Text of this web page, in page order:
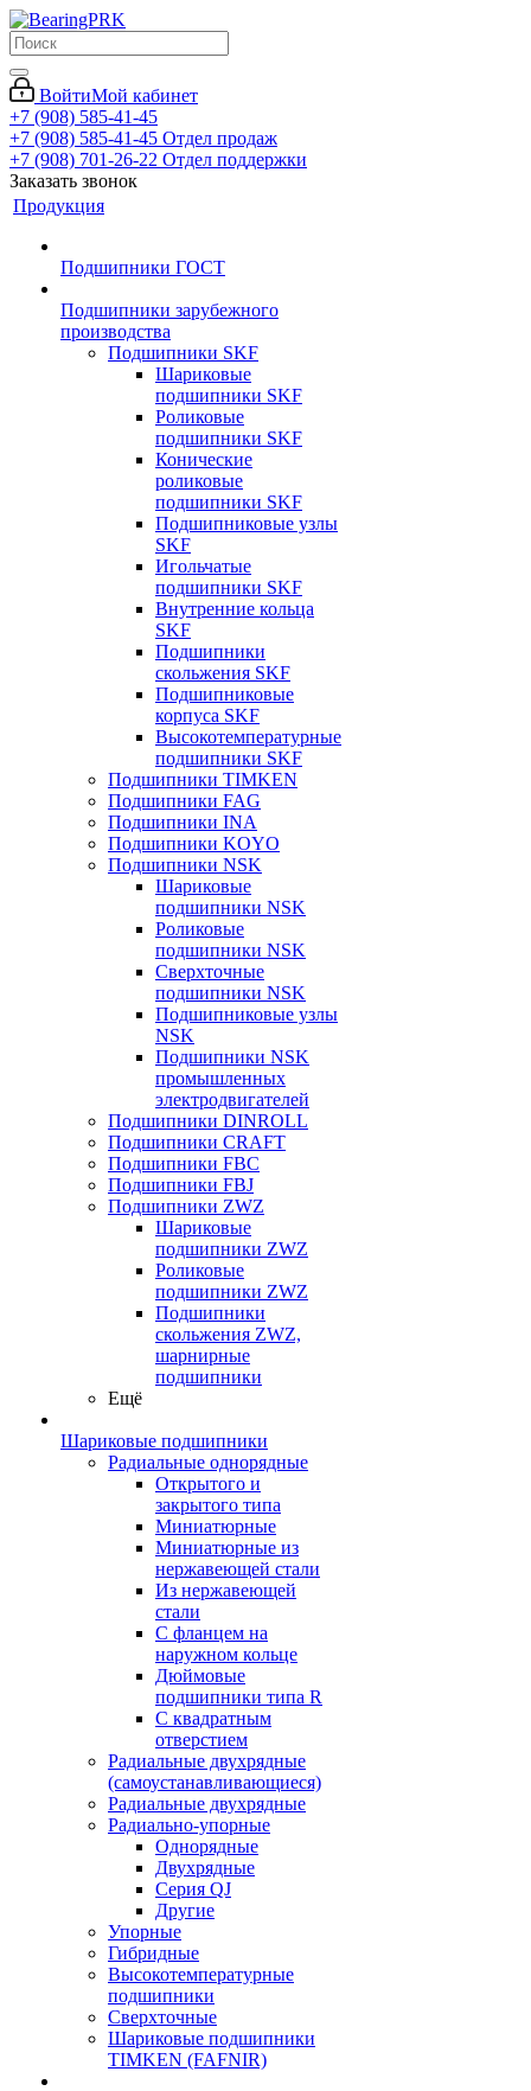
ВойтиМой кабинет
+7 (908) 585-41-45
+7 (908) 585-41-45 Отдел продаж
+7 (908) 701-26-22 Отдел поддержки
Заказать звонок
Продукция
Подшипники ГОСТ
Подшипники зарубежного
производства
Подшипники SKF
Шариковые
подшипники SKF
Роликовые
подшипники SKF
Конические
роликовые
подшипники SKF
Подшипниковые узлы
SKF
Игольчатые
подшипники SKF
Внутренние кольца
SKF
Подшипники
скольжения SKF
Подшипниковые
корпуса SKF
Высокотемпературные
подшипники SKF
Подшипники TIMKEN
Подшипники FAG
Подшипники INA
Подшипники KOYO
Подшипники NSK
Шариковые
подшипники NSK
Роликовые
подшипники NSK
Сверхточные
подшипники NSK
Подшипниковые узлы
NSK
Подшипники NSK
промышленных
электродвигателей
Подшипники DINROLL
Подшипники CRAFT
Подшипники FBC
Подшипники FBJ
Подшипники ZWZ
Шариковые
подшипники ZWZ
Роликовые
подшипники ZWZ
Подшипники
скольжения ZWZ,
шарнирные
подшипники
Ещё
Шариковые подшипники
Радиальные однорядные
Открытого и
закрытого типа
Миниатюрные
Миниатюрные из
нержавеющей стали
Из нержавеющей
стали
С фланцем на
наружном кольце
Дюймовые
подшипники типа R
С квадратным
отверстием
Радиальные двухрядные
(самоустанавливающиеся)
Радиальные двухрядные
Радиально-упорные
Однорядные
Двухрядные
Серия QJ
Другие
Упорные
Гибридные
Высокотемпературные
подшипники
Сверхточные
Шариковые подшипники
TIMKEN (FAFNIR)